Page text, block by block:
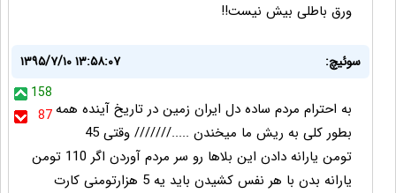
ورق باطلی بیش نیست!!
سوئیچ:
۱۳۹۵/۷/۱۰ ۱۳:۵۸:۰۷
158
87به احترام مردم ساده دل ایران زمین در تاریخ آینده همه
بطور کلی به ریش ما میخندن ...../////// وقتی 45
تومن یارانه دادن این بلاها رو سر مردم آوردن اگر 110 تومن
یارانه بدن با هر نفس کشیدن باید یه 5 هزارتومنی کارت